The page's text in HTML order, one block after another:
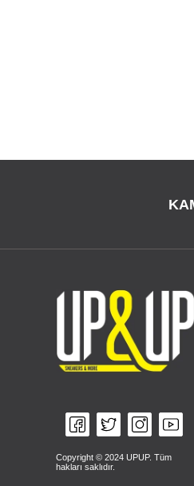
Copyright © 2024 UPUP. Tüm
hakları saklıdır.